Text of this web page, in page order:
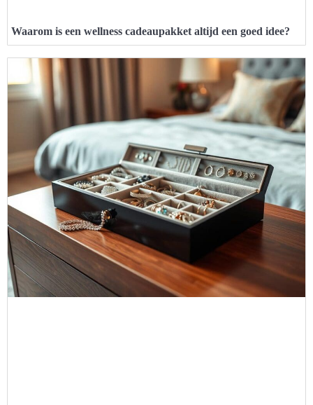
Waarom is een wellness cadeaupakket altijd een goed idee?